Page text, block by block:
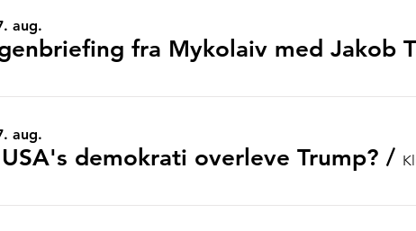
aug.
aug.
demokrati overleve Trump? /